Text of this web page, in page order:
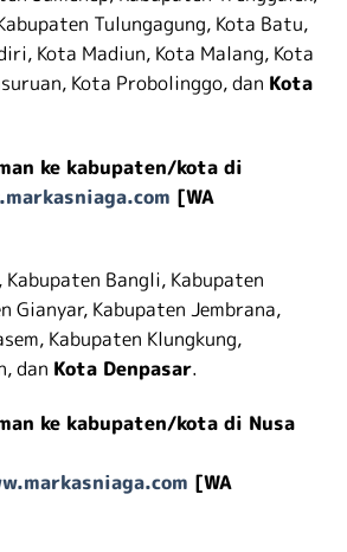
Tulungagung, Kota Batu,
Kota Madiun, Kota Malang, Kota
Kota Probolinggo, dan Kota
ke kabupaten/kota di
[WA
Kabupaten Bangli, Kabupaten
Gianyar, Kabupaten Jembrana,
Kabupaten Klungkung,
dan Kota Denpasar.
ke kabupaten/kota di Nusa
[WA